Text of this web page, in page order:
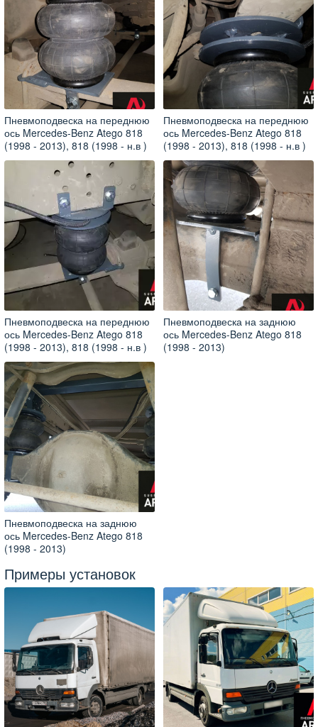
Пневмоподвеска на переднюю
ось Mercedes-Benz Atego 818
(1998 - 2013), 818 (1998 - н.в )
Пневмоподвеска на переднюю
ось Mercedes-Benz Atego 818
(1998 - 2013), 818 (1998 - н.в )
Пневмоподвеска на переднюю
ось Mercedes-Benz Atego 818
(1998 - 2013), 818 (1998 - н.в )
Пневмоподвеска на заднюю
ось Mercedes-Benz Atego 818
(1998 - 2013)
Пневмоподвеска на заднюю
ось Mercedes-Benz Atego 818
(1998 - 2013)
Примеры установок